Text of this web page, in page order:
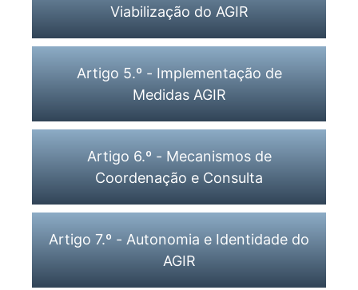
Viabilização do AGIR
Artigo 5.º - Implementação de
Medidas AGIR
Artigo 6.º - Mecanismos de
Coordenação e Consulta
Artigo 7.º - Autonomia e Identidade do
AGIR